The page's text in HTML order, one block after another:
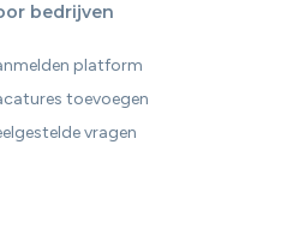
bedrijven
platform
toevoegen
vragen